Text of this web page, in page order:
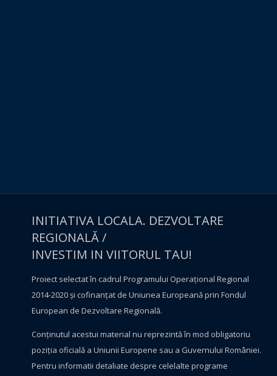
INITIATIVA LOCALA. DEZVOLTARE
REGIONALĂ /
INVESTIM IN VIITORUL TAU!
Proiect selectat în cadrul Programului Operațional Regional
2014-2020 și cofinanțat de Uniunea Europeană prin Fondul
European de Dezvoltare Regională.
Conţinutul acestui material nu reprezintă în mod obligatoriu
poziţia oficială a Uniunii Europene sau a Guvernului României.
Pentru informatii detaliate despre celelalte programe